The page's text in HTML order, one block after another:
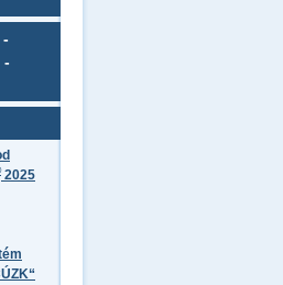
-
-
2025